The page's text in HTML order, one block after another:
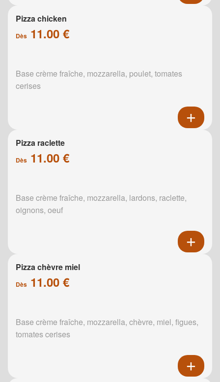
Pizza chicken
Dès 11.00 €
Base crème fraîche, mozzarella, poulet, tomates
cerises
Pizza raclette
Dès 11.00 €
Base crème fraîche, mozzarella, lardons, raclette,
oignons, oeuf
Pizza chèvre miel
Dès 11.00 €
Base crème fraîche, mozzarella, chèvre, miel, figues,
tomates cerises